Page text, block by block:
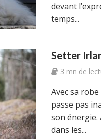
devant
temps...
Setter
3 mn de
Avec sa
passe pas
son énergie.
dans les...